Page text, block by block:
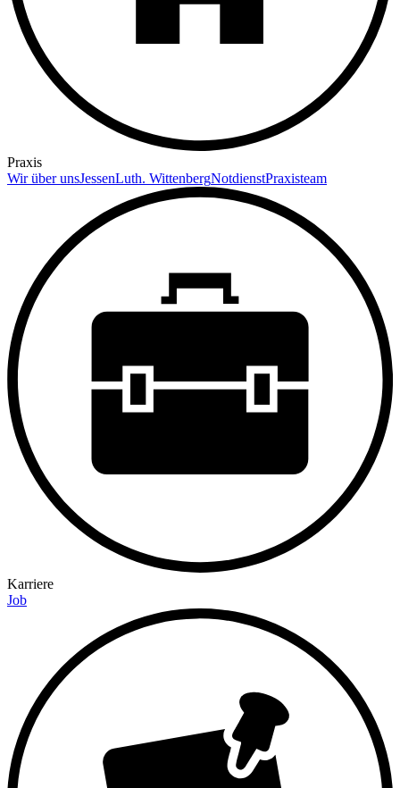
Praxis
Wir über unsJessenLuth. WittenbergNotdienstPraxisteam
Karriere
Job